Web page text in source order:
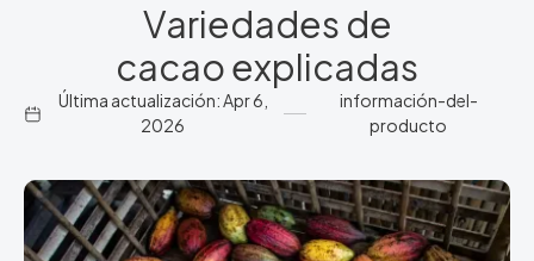
Variedades de
cacao explicadas
Última actualización: Apr 6,
2026
información-del-
producto